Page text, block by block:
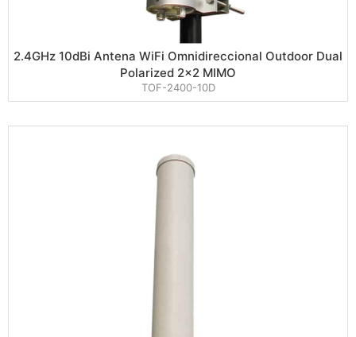
2.4GHz 10dBi Antena WiFi Omnidireccional Outdoor Dual
Polarized 2×2 MIMO
TOF-2400-10D